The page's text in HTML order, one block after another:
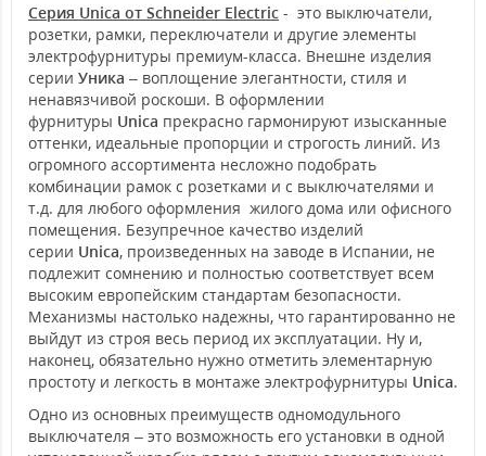
Серия Unica от Schneider Electric - это выключатели,
розетки, рамки, переключатели и другие элементы
электрофурнитуры премиум-класса. Внешне изделия
серии Уника – воплощение элегантности, стиля и
ненавязчивой роскоши. В оформлении
фурнитуры Unica прекрасно гармонируют изысканные
оттенки, идеальные пропорции и строгость линий. Из
огромного ассортимента несложно подобрать
комбинации рамок с розетками и с выключателями и
т.д. для любого оформления жилого дома или офисного
помещения. Безупречное качество изделий
серии Unica, произведенных на заводе в Испании, не
подлежит сомнению и полностью соответствует всем
высоким европейским стандартам безопасности.
Механизмы настолько надежны, что гарантированно не
выйдут из строя весь период их эксплуатации. Ну и,
наконец, обязательно нужно отметить элементарную
простоту и легкость в монтаже электрофурнитуры Unica.
Одно из основных преимуществ одномодульного
выключателя – это возможность его установки в одной